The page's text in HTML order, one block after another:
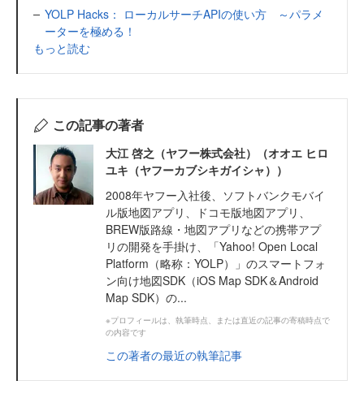
YOLP Hacks： ローカルサーチAPIの使い方 ～パラメ
ーターを極める！
もっと読む
この記事の著者
大江 啓之（ヤフー株式会社）（オオエ ヒロ
ユキ（ヤフーカブシキガイシャ））
2008年ヤフー入社後、ソフトバンクモバイ
ル版地図アプリ、ドコモ版地図アプリ、
BREW版路線・地図アプリなどの携帯アプ
リの開発を手掛け、「Yahoo! Open Local
Platform（略称：YOLP）」のスマートフォ
ン向け地図SDK（iOS Map SDK＆Android
Map SDK）の...
※プロフィールは、執筆時点、または直近の記事の寄稿時点で
の内容です
この著者の最近の執筆記事